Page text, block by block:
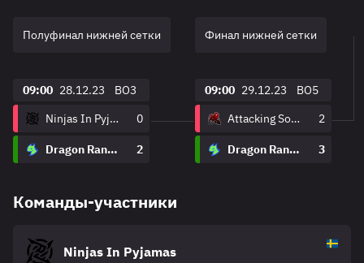
Полуфинал нижней сетки
09:00 28.12.23
BO3
Ninjas In Pyjamas
0
Dragon Ranger Gaming 2
Финал нижней сетки
09:00 29.12.23
BO5
Attacking Soul Esports
2
Dragon Ranger Gaming 3
Команды-участники
Ninjas In Pyjamas